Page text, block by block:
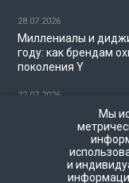
28.07.2026
Миллениалы и
году: как брендам
поколения Y
22.07.2026
Частота показов в
как не перегружать
Мы
и